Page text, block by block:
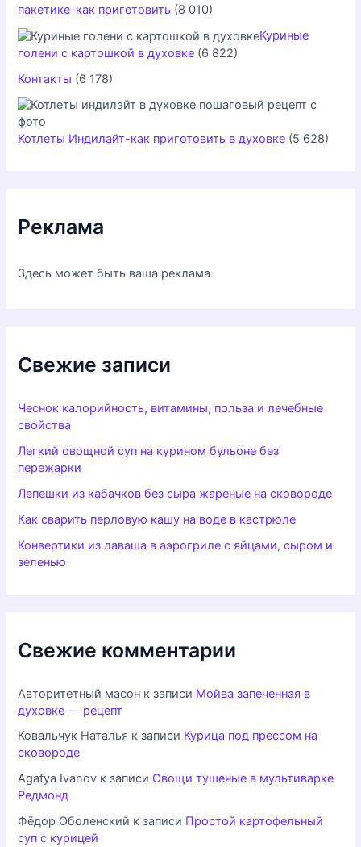
пакетике-как приготовить (8 010)
Куриные
голени с картошкой в духовке (6 822)
Контакты (6 178)
Котлеты Индилайт-как приготовить в духовке (5 628)
Реклама
Здесь может быть ваша реклама
Свежие записи
Чеснок калорийность, витамины, польза и лечебные
свойства
Легкий овощной суп на курином бульоне без
пережарки
Лепешки из кабачков без сыра жареные на сковороде
Как сварить перловую кашу на воде в кастрюле
Конвертики из лаваша в аэрогриле с яйцами, сыром и
зеленью
Свежие комментарии
Авторитетный масон к записи Мойва запеченная в
духовке — рецепт
Ковальчук Наталья к записи Курица под прессом на
сковороде
Agafya Ivanov к записи Овощи тушеные в мультиварке
Редмонд
Фёдор Оболенский к записи Простой картофельный
суп с курицей